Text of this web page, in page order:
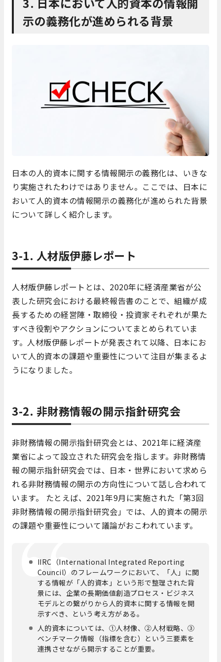
示の義務化が進められる背景
日本の人的資本に関する情報開示の義務化は、いきな
り実施されたわけではありません。ここでは、日本に
おいて人的資本の情報開示の義務化が進められた背景
について詳しく紹介します。
3-1. 人材版伊藤レポート
人材版伊藤レポートとは、2020年に経済産業省が公
表した研究会における最終報告書のことで、組織が成
長するための経営陣・取締役・投資家それぞれが果た
すべき役割やアクションについてまとめられていま
す。人材版伊藤レポートが発表されて以降、日本にお
いて人的資本の課題や重要性について注目が集まるよ
うになりました。
3-2. 非財務情報の開示指針研究会
非財務情報の開示指針研究会とは、2021年に経済産
業省によって設立された研究会を指します。非財務情
報の開示指針研究会では、日本・世界において求めら
れる非財務情報の開示の方向性について話し合われて
います。 たとえば、2021年9月に実施された「第3回
非財務情報の開示指針研究会」では、人的資本の開示
の課題や重要性について議論がおこわれています。
IIRC（International Integrated Reporting
Council）のフレームワークにおいて、「人」に関
する情報が「人的資本」という形で整理された背
景には、企業の長期価値創造プロセス・ビジネス
モデルとの繋がりから人的資本に関する情報を開
示すべき、という考え方がある。
人的資本については、①人材像、②人材戦略、③
ベンチマーク情報（指標を含む）という三要素を
連携させながら開示することが重要。